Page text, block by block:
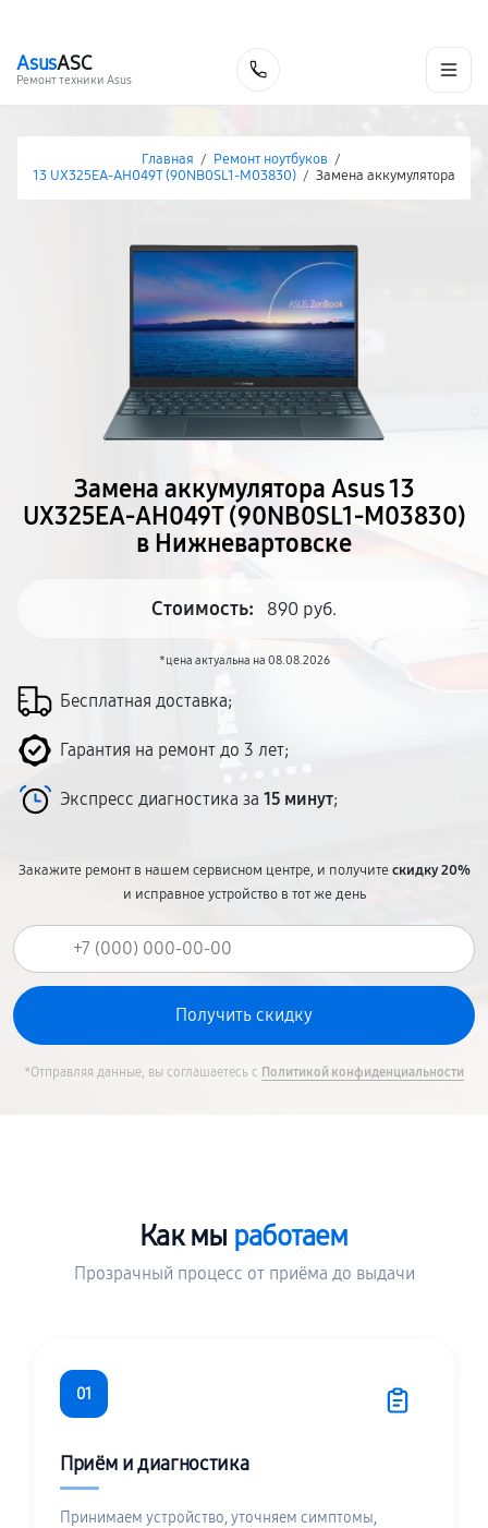
AsusASC
Ремонт техники Asus
Главная / Ремонт ноутбуков /
13 UX325EA-AH049T (90NB0SL1-M03830) / Замена аккумулятора
Замена аккумулятора Asus 13
UX325EA-AH049T (90NB0SL1-M03830)
в Нижневартовске
Стоимость: 890 руб.
*цена актуальна на 08.08.2026
Бесплатная доставка;
Гарантия на ремонт до 3 лет;
Экспресс диагностика за 15 минут;
Закажите ремонт в нашем сервисном центре, и получитескидку 20%
и исправное устройство в тот же день
*Отправляя данные, вы соглашаетесь с Политикой конфиденциальности
Как мы работаем
Прозрачный процесс от приёма до выдачи
01
Приём и диагностика
Принимаем устройство, уточняем симптомы,